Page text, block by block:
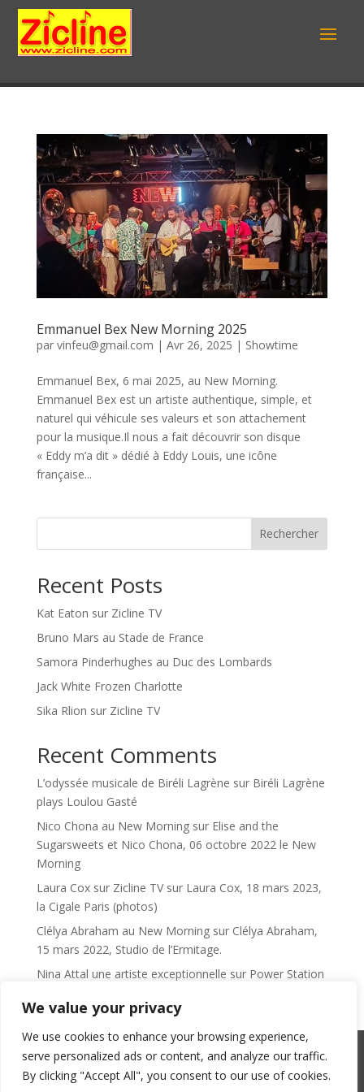
We value your privacy
We use cookies to enhance your browsing experience,
serve personalized ads or content, and analyze our traffic.
By clicking "Accept All", you consent to our use of cookies.
Emmanuel Bex New Morning 2025
par vinfeu@gmail.com | Avr 26, 2025 | Showtime
Emmanuel Bex, 6 mai 2025, au New Morning.
Emmanuel Bex est un artiste authentique, simple, et
naturel qui véhicule ses valeurs et son attachement
pour la musique.Il nous a fait découvrir son disque
« Eddy m’a dit » dédié à Eddy Louis, une icône
française...
Rechercher
Recent Posts
Kat Eaton sur Zicline TV
Bruno Mars au Stade de France
Samora Pinderhughes au Duc des Lombards
Jack White Frozen Charlotte
Sika Rlion sur Zicline TV
Recent Comments
L’odyssée musicale de Biréli Lagrène sur Biréli Lagrène
plays Loulou Gasté
Nico Chona au New Morningsur Elise and the
Sugarsweets et Nico Chona, 06 octobre 2022 le New
Morning
Laura Cox sur Zicline TVsur Laura Cox, 18 mars 2023,
la Cigale Paris (photos)
Clélya Abraham au New Morningsur Clélya Abraham,
15 mars 2022, Studio de l’Ermitage.
Nina Attal une artiste exceptionnelle sur Power Station
SACEM : 101735096 – ©Copyright Zicline 1998 –